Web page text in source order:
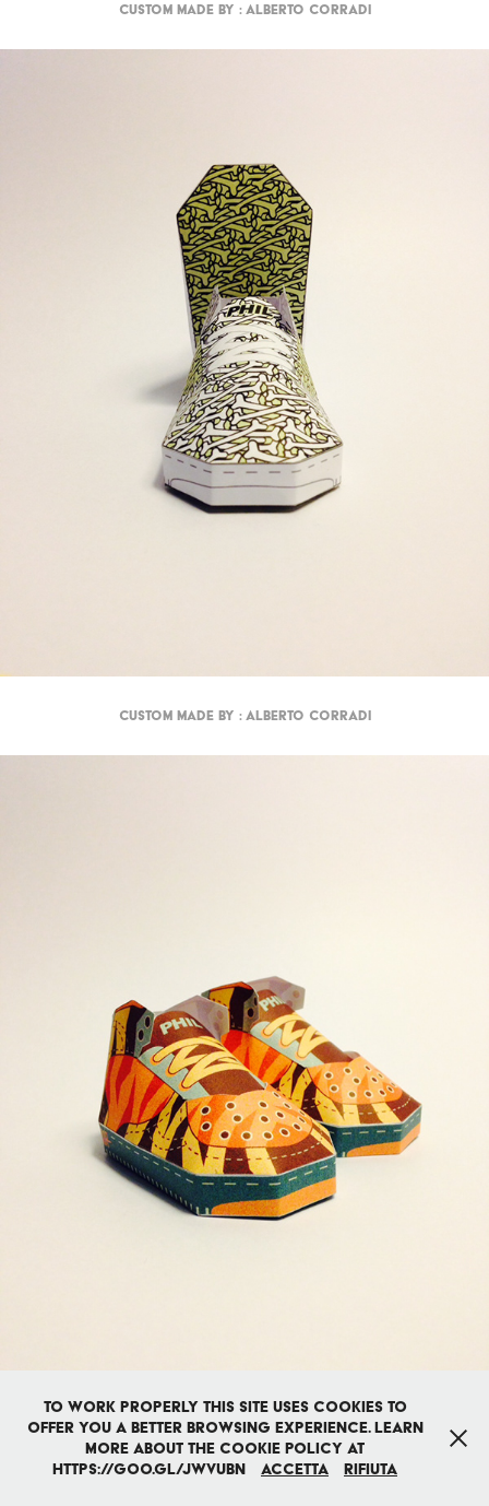
Custom made by : Alberto Corradi
Custom made by : Alberto Corradi
Custom made by : Gloria Pizzilli
To work properly this site uses cookies to
offer you a better browsing experience. Learn
more about the cookie policy at
https://goo.gl/JwVuBn
Accetta Rifiuta